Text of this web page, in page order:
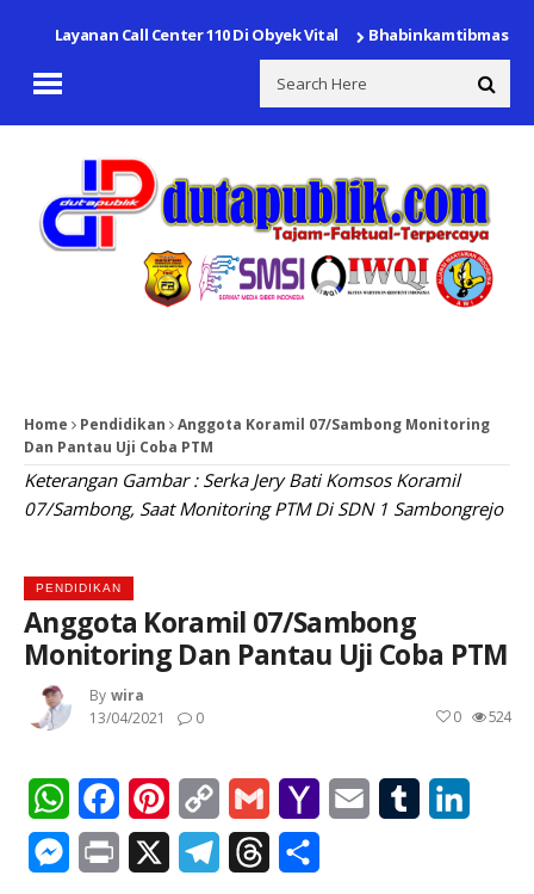
Layanan Call Center 110 Di Obyek Vital Bhabinkamtibmas
Home Pendidikan
Anggota Koramil 07/Sambong Monitoring
Dan Pantau Uji Coba PTM
Keterangan Gambar : Serka Jery Bati Komsos Koramil
07/Sambong, Saat Monitoring PTM Di SDN 1 Sambongrejo
PENDIDIKAN
Anggota Koramil 07/Sambong
Monitoring Dan Pantau Uji Coba PTM
By Wira
13/04/2021
0 524
0
WhatsAppFacebookPinterest
Copy
Link
Gmail
Yahoo
Email Tumblr
Messenger
Print TelegramThreads